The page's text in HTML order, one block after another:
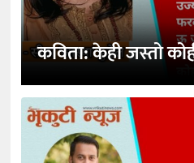
कविता: केही जस्तो